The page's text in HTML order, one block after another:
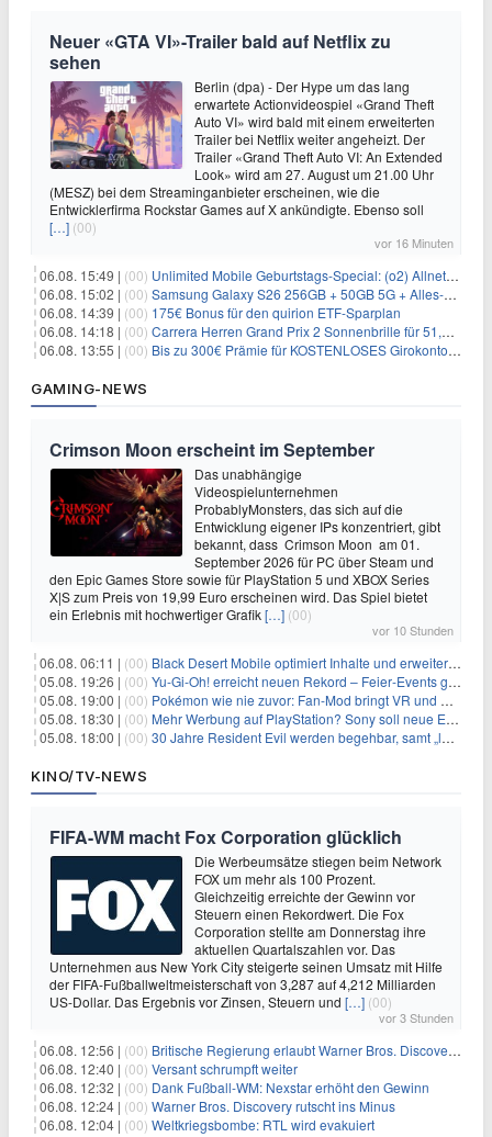
Neuer «GTA VI»-Trailer bald auf Netflix zu
sehen
Berlin (dpa) - Der Hype um das lang
erwartete Actionvideospiel «Grand Theft
Auto VI» wird bald mit einem erweiterten
Trailer bei Netflix weiter angeheizt. Der
Trailer «Grand Theft Auto VI: An Extended
Look» wird am 27. August um 21.00 Uhr
(MESZ) bei dem Streaminganbieter erscheinen, wie die
Entwicklerfirma Rockstar Games auf X ankündigte. Ebenso soll
[…] (00)
vor 16 Minuten
06.08. 15:49 | (00) Unlimited Mobile Geburtstags-Special: (o2) Allnet-Flats ab 14,99€/Monat
06.08. 15:02 | (00) Samsung Galaxy S26 256GB + 50GB 5G + Alles-Flat im Vodafone-Netz für 19,99€/Monat – eff. 0,20€/Monat
06.08. 14:39 | (00) 175€ Bonus für den quirion ETF-Sparplan
06.08. 14:18 | (00) Carrera Herren Grand Prix 2 Sonnenbrille für 51,55€
06.08. 13:55 | (00) Bis zu 300€ Prämie für KOSTENLOSES Girokonto bei der Santander – 50€ schon nach 1 Woche!
GAMING-NEWS
Crimson Moon erscheint im September
Das unabhängige
Videospielunternehmen
ProbablyMonsters, das sich auf die
Entwicklung eigener IPs konzentriert, gibt
bekannt, dass Crimson Moon am 01.
September 2026 für PC über Steam und
den Epic Games Store sowie für PlayStation 5 und XBOX Series
X|S zum Preis von 19,99 Euro erscheinen wird. Das Spiel bietet
ein Erlebnis mit hochwertiger Grafik[…] (00)
vor 10 Stunden
06.08. 06:11 | (00) Black Desert Mobile optimiert Inhalte und erweitert Treasure Access
05.08. 19:26 | (00) Yu‑Gi‑Oh! erreicht neuen Rekord – Feier‑Events gestartet
05.08. 19:00 | (00) Pokémon wie nie zuvor: Fan-Mod bringt VR und Ego-Perspektive nach Kanto
05.08. 18:30 | (00) Mehr Werbung auf PlayStation? Sony soll neue Einnahmequellen prüfen
05.08. 18:00 | (00) 30 Jahre Resident Evil werden begehbar, samt „lebensgroßem Leon“
KINO/TV-NEWS
FIFA-WM macht Fox Corporation glücklich
Die Werbeumsätze stiegen beim Network
FOX um mehr als 100 Prozent.
Gleichzeitig erreichte der Gewinn vor
Steuern einen Rekordwert. Die Fox
Corporation stellte am Donnerstag ihre
aktuellen Quartalszahlen vor. Das
Unternehmen aus New York City steigerte seinen Umsatz mit Hilfe
der FIFA-Fußballweltmeisterschaft von 3,287 auf 4,212 Milliarden
US-Dollar. Das Ergebnis vor Zinsen, Steuern und […] (00)
vor 3 Stunden
06.08. 12:56 | (00) Britische Regierung erlaubt Warner Bros. Discovery-Übernahme
06.08. 12:40 | (00) Versant schrumpft weiter
06.08. 12:32 | (00) Dank Fußball-WM: Nexstar erhöht den Gewinn
06.08. 12:24 | (00) Warner Bros. Discovery rutscht ins Minus
06.08. 12:04 | (00) Weltkriegsbombe: RTL wird evakuiert